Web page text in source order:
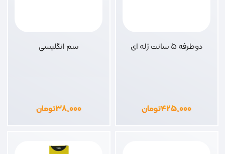
دوطرفه 5 سانت ژله ای
۴۲۵,۰۰۰تومان
سم انگلیسی
۳۸,۰۰۰تومان